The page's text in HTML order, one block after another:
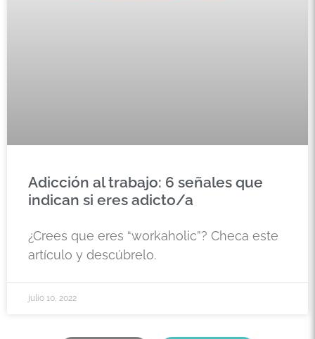
Adicción al trabajo: 6 señales que
indican si eres adicto/a
¿Crees que eres “workaholic”? Checa este
artículo y descúbrelo.
julio 10, 2022